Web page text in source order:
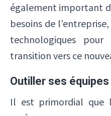
également important
besoins de
technologiques
transition vers ce
Outiller ses équipes
Il est primordial que